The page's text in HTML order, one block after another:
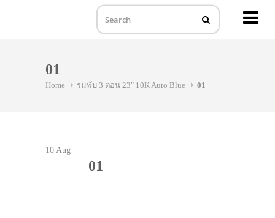
01
Home ร่มพับ 3 ตอน 23″ 10K Auto Blue 01
10 Aug
01